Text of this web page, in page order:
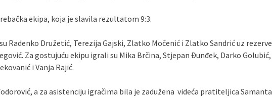
ekipa, koja je slavila rezultatom 9:3.
Radenko Družetić, Terezija Gajski, Zlatko Močenić i Zlatko Sandrić uz rezerve
Za gostujuću ekipu igrali su Mika Brčina, Stjepan Đunđek, Darko Golubić,
i Vanja Rajić.
a za asistenciju igračima bila je zadužena videća pratiteljica Samanta